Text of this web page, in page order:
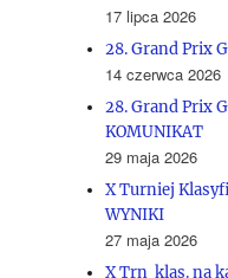
17 lipca 2026
28. Grand Prix
14 czerwca 2026
28. Grand Prix
KOMUNIKAT
29 maja 2026
X Turniej
WYNIKI
27 maja 2026
X Trn klas. na